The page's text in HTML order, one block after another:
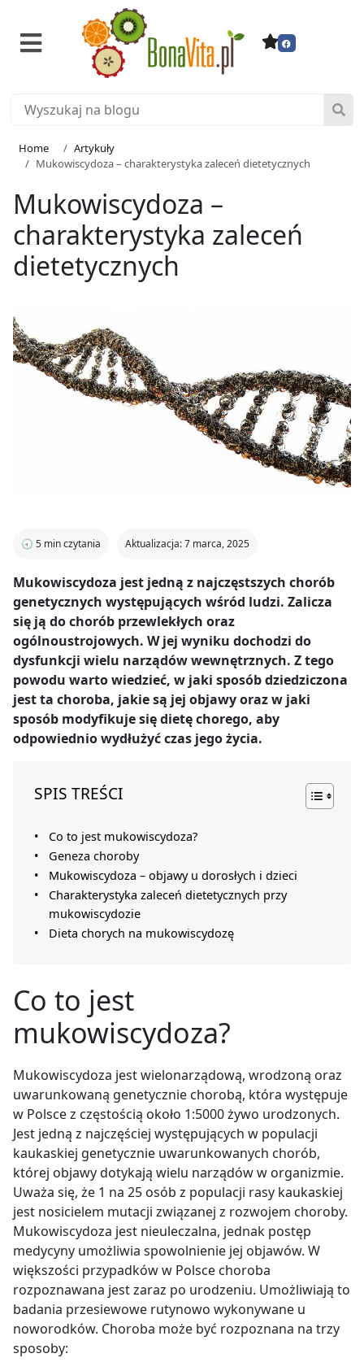
Home
Artykuły
Mukowiscydoza – charakterystyka zaleceń dietetycznych
Mukowiscydoza –
charakterystyka zaleceń
dietetycznych
🕣 5 min czytania Aktualizacja: 7 marca, 2025
Mukowiscydoza jest jedną z najczęstszych chorób
genetycznych występujących wśród ludzi. Zalicza
się ją do chorób przewlekłych oraz
ogólnoustrojowych. W jej wyniku dochodzi do
dysfunkcji wielu narządów wewnętrznych. Z tego
powodu warto wiedzieć, w jaki sposób dziedziczona
jest ta choroba, jakie są jej objawy oraz w jaki
sposób modyfikuje się dietę chorego, aby
odpowiednio wydłużyć czas jego życia.
SPIS TREŚCI
Co to jest mukowiscydoza?
Geneza choroby
Mukowiscydoza – objawy u dorosłych i dzieci
Charakterystyka zaleceń dietetycznych przy
mukowiscydozie
Dieta chorych na mukowiscydozę
Co to jest
mukowiscydoza?
Mukowiscydoza jest wielonarządową, wrodzoną oraz
uwarunkowaną genetycznie chorobą, która występuje
w Polsce z częstością około 1:5000 żywo urodzonych.
Jest jedną z najczęściej występujących w populacji
kaukaskiej genetycznie uwarunkowanych chorób,
której objawy dotykają wielu narządów w organizmie.
Uważa się, że 1 na 25 osób z populacji rasy kaukaskiej
jest nosicielem mutacji związanej z rozwojem choroby.
Mukowiscydoza jest nieuleczalna, jednak postęp
medycyny umożliwia spowolnienie jej objawów. W
większości przypadków w Polsce choroba
rozpoznawana jest zaraz po urodzeniu. Umożliwiają to
badania przesiewowe rutynowo wykonywane u
noworodków. Choroba może być rozpoznana na trzy
sposoby: